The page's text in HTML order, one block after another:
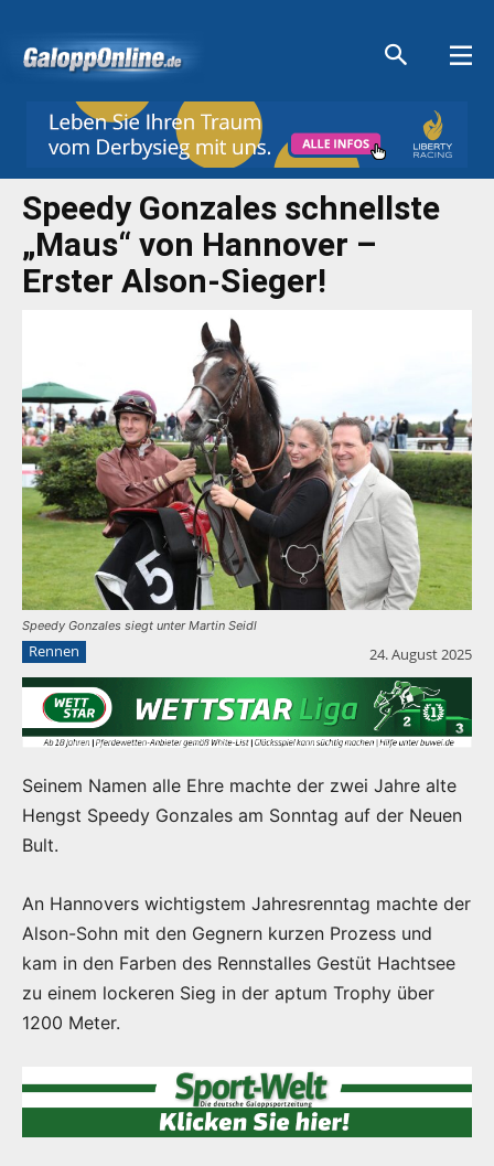
Speedy Gonzales schnellste
„Maus“ von Hannover –
Erster Alson-Sieger!
Speedy Gonzales siegt unter Martin Seidl
Rennen 24. August 2025
Seinem Namen alle Ehre machte der zwei Jahre alte
Hengst Speedy Gonzales am Sonntag auf der Neuen
Bult.
An Hannovers wichtigstem Jahresrenntag machte der
Alson-Sohn mit den Gegnern kurzen Prozess und
kam in den Farben des Rennstalles Gestüt Hachtsee
zu einem lockeren Sieg in der aptum Trophy über
1200 Meter.